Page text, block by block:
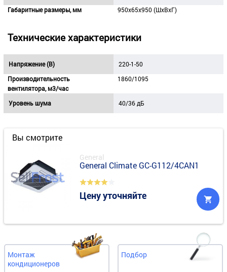
Габаритные размеры, мм
950х65х950 (ШхВхГ)
Технические характеристики
Напряжение (В)
220-1-50
Производительность
вентилятора, м3/час
1860/1095
Уровень шума 40/36 дБ
Вы смотрите
General
General Climate GC-G112/4CAN1
Цену уточняйте
Монтаж
кондиционеров
Подбор